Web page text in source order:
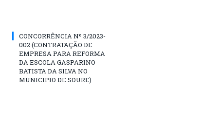
CONCORRÊNCIA Nº 3/2023-
002 (CONTRATAÇÃO DE
EMPRESA PARA REFORMA
DA ESCOLA GASPARINO
BATISTA DA SILVA NO
MUNICIPIO DE SOURE)